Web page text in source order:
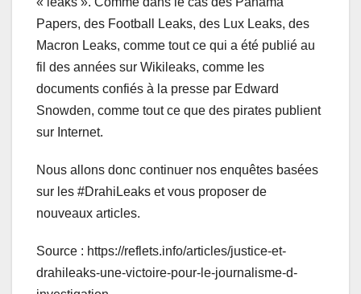
Papers, des Football Leaks, des Lux Leaks, des
Macron Leaks, comme tout ce qui a été publié au
fil des années sur Wikileaks, comme les
documents confiés à la presse par Edward
Snowden, comme tout ce que des pirates publient
sur Internet.
Nous allons donc continuer nos enquêtes basées
sur les #DrahiLeaks et vous proposer de
nouveaux articles.
Source : https://reflets.info/articles/justice-et-
drahileaks-une-victoire-pour-le-journalisme-d-